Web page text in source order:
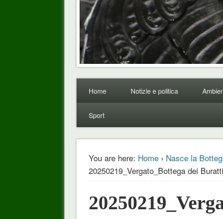
Home Notizie e politica
Sport
You are here: Home› Nasce la
20250219_Vergato_Bottega dei